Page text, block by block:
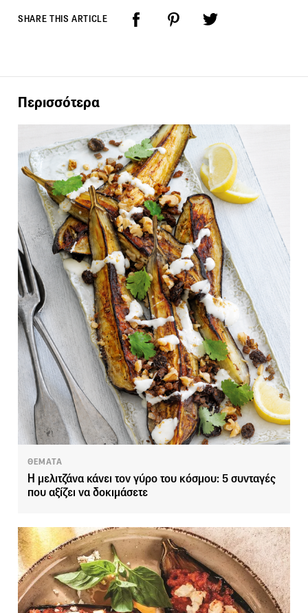
SHARE THIS ARTICLE
Περισσότερα
ΘΕΜΑΤΑ
Η μελιτζάνα κάνει τον γύρο του κόσμου: 5 συνταγές
που αξίζει να δοκιμάσετε